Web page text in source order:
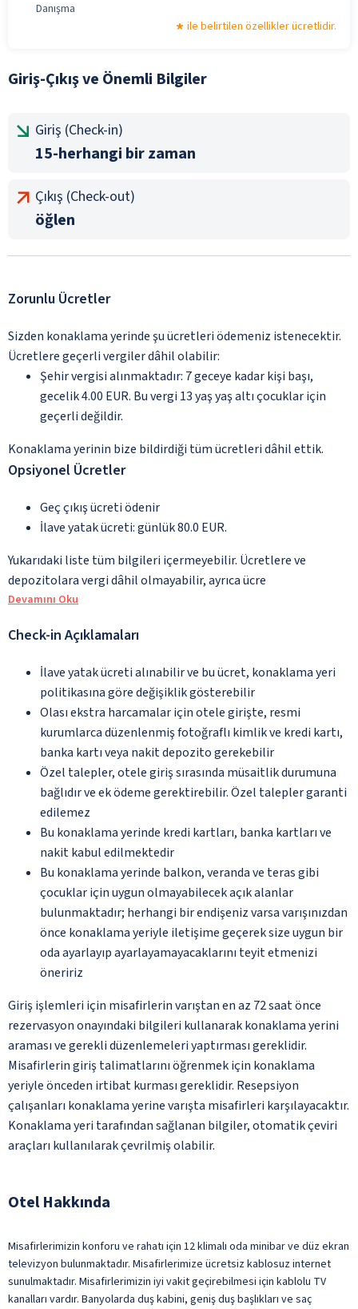
Danışma
ile belirtilen özellikler ücretlidir.
Giriş-Çıkış ve Önemli Bilgiler
Giriş (Check-in)
15-herhangi bir zaman
Çıkış (Check-out)
öğlen
Zorunlu Ücretler
Sizden konaklama yerinde şu ücretleri ödemeniz istenecektir.
Ücretlere geçerli vergiler dâhil olabilir:
Şehir vergisi alınmaktadır: 7 geceye kadar kişi başı,
gecelik 4.00 EUR. Bu vergi 13 yaş yaş altı çocuklar için
geçerli değildir.
Konaklama yerinin bize bildirdiği tüm ücretleri dâhil ettik.
Opsiyonel Ücretler
Geç çıkış ücreti ödenir
İlave yatak ücreti: günlük 80.0 EUR.
Yukarıdaki liste tüm bilgileri içermeyebilir. Ücretlere ve
depozitolara vergi dâhil olmayabilir, ayrıca ücre
Devamını Oku
Check-in Açıklamaları
İlave yatak ücreti alınabilir ve bu ücret, konaklama yeri
politikasına göre değişiklik gösterebilir
Olası ekstra harcamalar için otele girişte, resmi
kurumlarca düzenlenmiş fotoğraflı kimlik ve kredi kartı,
banka kartı veya nakit depozito gerekebilir
Özel talepler, otele giriş sırasında müsaitlik durumuna
bağlıdır ve ek ödeme gerektirebilir. Özel talepler garanti
edilemez
Bu konaklama yerinde kredi kartları, banka kartları ve
nakit kabul edilmektedir
Bu konaklama yerinde balkon, veranda ve teras gibi
çocuklar için uygun olmayabilecek açık alanlar
bulunmaktadır; herhangi bir endişeniz varsa varışınızdan
önce konaklama yeriyle iletişime geçerek size uygun bir
oda ayarlayıp ayarlayamayacaklarını teyit etmenizi
öneririz
Giriş işlemleri için misafirlerin varıştan en az 72 saat önce
rezervasyon onayındaki bilgileri kullanarak konaklama yerini
araması ve gerekli düzenlemeleri yaptırması gereklidir.
Misafirlerin giriş talimatlarını öğrenmek için konaklama
yeriyle önceden irtibat kurması gereklidir. Resepsiyon
çalışanları konaklama yerine varışta misafirleri karşılayacaktır.
Konaklama yeri tarafından sağlanan bilgiler, otomatik çeviri
araçları kullanılarak çevrilmiş olabilir.
Otel Hakkında
Misafirlerimizin konforu ve rahatı için 12 klimalı oda minibar ve düz ekran
televizyon bulunmaktadır. Misafirlerimize ücretsiz kablosuz internet
sunulmaktadır. Misafirlerimizin iyi vakit geçirebilmesi için kablolu TV
kanalları vardır. Banyolarda duş kabini, geniş duş başlıkları ve saç